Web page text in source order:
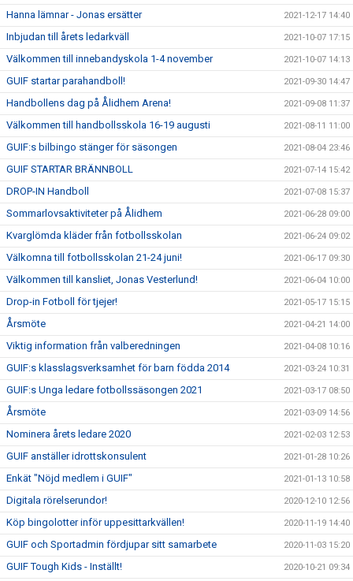
Hanna lämnar - Jonas ersätter 2021-12-17 14:40
Inbjudan till årets ledarkväll 2021-10-07 17:15
Välkommen till innebandyskola 1-4 november 2021-10-07 14:13
GUIF startar parahandboll! 2021-09-30 14:47
Handbollens dag på Ålidhem Arena! 2021-09-08 11:37
Välkommen till handbollsskola 16-19 augusti 2021-08-11 11:00
GUIF:s bilbingo stänger för säsongen 2021-08-04 23:46
GUIF STARTAR BRÄNNBOLL 2021-07-14 15:42
DROP-IN Handboll 2021-07-08 15:37
Sommarlovsaktiviteter på Ålidhem 2021-06-28 09:00
Kvarglömda kläder från fotbollsskolan 2021-06-24 09:02
Välkomna till fotbollsskolan 21-24 juni! 2021-06-17 09:30
Välkommen till kansliet, Jonas Vesterlund! 2021-06-04 10:00
Drop-in Fotboll för tjejer! 2021-05-17 15:15
Årsmöte 2021-04-21 14:00
Viktig information från valberedningen 2021-04-08 10:16
GUIF:s klasslagsverksamhet för barn födda 2014 2021-03-24 10:31
GUIF:s Unga ledare fotbollssäsongen 2021 2021-03-17 08:50
Årsmöte 2021-03-09 14:56
Nominera årets ledare 2020 2021-02-03 12:53
GUIF anställer idrottskonsulent 2021-01-28 10:26
Enkät "Nöjd medlem i GUIF" 2021-01-13 10:58
Digitala rörelserundor! 2020-12-10 12:56
Köp bingolotter inför uppesittarkvällen! 2020-11-19 14:40
GUIF och Sportadmin fördjupar sitt samarbete 2020-11-03 15:20
GUIF Tough Kids - Inställt! 2020-10-21 09:34